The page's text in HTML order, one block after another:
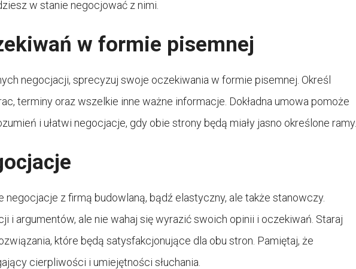
w stanie negocjować z nimi.
w formie pisemnej
negocjacji, sprecyzuj swoje oczekiwania w formie pisemnej. Określ
terminy oraz wszelkie inne ważne informacje. Dokładna umowa pomoże
i ułatwi negocjacje, gdy obie strony będą miały jasno określone ramy.
negocjacje z firmą budowlaną, bądź elastyczny, ale także stanowczy.
i argumentów, ale nie wahaj się wyrazić swoich opinii i oczekiwań. Staraj
które będą satysfakcjonujące dla obu stron. Pamiętaj, że
cierpliwości i umiejętności słuchania.